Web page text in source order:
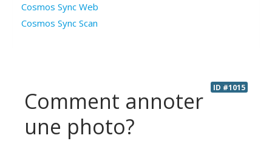
Connexion
Cosmos Sync Web
Cosmos Sync Scan
ID #1015
Comment annoter
une photo?